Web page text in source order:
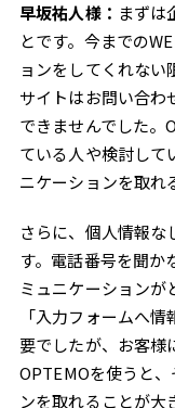
早坂祐人様： まずは
とです。今までの
ョンをしてくれない
サイトはお問い合わ
できませんでした。
ている人や検討して
ニケーションを取れ
さらに、個人情報な
す。電話番号を聞か
ミュニケーションが
「入力フォームへ
要でしたが、お客様
OPTEMOを使うと
ンを取れることが大